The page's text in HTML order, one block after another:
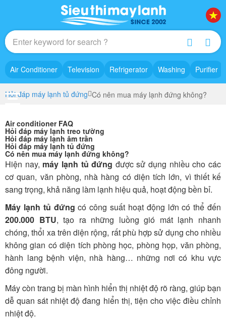
Air Conditioner Television Refrigerator Washing Purifier
Hỏi đáp máy lạnh tủ đứng Có nên mua máy lạnh đứng không?
Air conditioner FAQ
Hỏi đáp máy lạnh treo tường
Hỏi đáp máy lạnh âm trần
Hỏi đáp máy lạnh tủ đứng
Có nên mua máy lạnh đứng không?
Hiện nay, máy lạnh tủ đứng được sử dụng nhiều cho các
cơ quan, văn phòng, nhà hàng có diện tích lớn, vì thiết kế
sang trọng, khả năng làm lạnh hiệu quả, hoạt động bền bỉ.
Máy lạnh tủ đứngcó công suất hoạt động lớn có thể đến
200.000 BTU, tạo ra những luồng gió mát lạnh nhanh
chóng, thổi xa trên diện rộng, rất phù hợp sử dụng cho nhiều
không gian có diện tích phòng học, phòng họp, văn phòng,
hành lang bệnh viện, nhà hàng… những nơi có khu vực
đông người.
Máy còn trang bị màn hình hiển thị nhiệt độ rõ ràng, giúp bạn
dễ quan sát nhiệt độ đang hiển thị, tiện cho việc điều chỉnh
nhiệt độ.